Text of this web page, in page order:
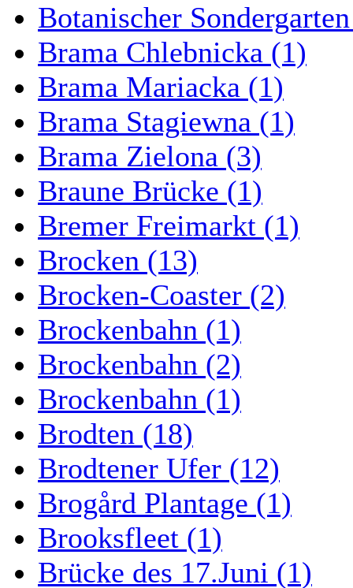
Botanischer
Brama Chlebnicka (1)
Brama Mariacka (1)
Brama Stagiewna (1)
Brama Zielona (3)
Braune Brücke (1)
Bremer Freimarkt (1)
Brocken (13)
Brocken-Coaster (2)
Brockenbahn (1)
Brockenbahn (2)
Brockenbahn (1)
Brodten (18)
Brodtener Ufer (12)
Brogård Plantage (1)
Brooksfleet (1)
Brücke des 17.Juni (1)